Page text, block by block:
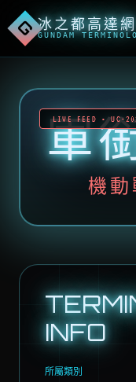
G冰之都高達網
GUNDAM
LIVE FEED • UC-
軍
機動
INFO
所屬類別